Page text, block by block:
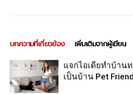
บทความที่เกี่ยวข้อง เพิ่มเติมจากผู้เขียน
แจกไอเดียทำบ้าน
เป็นบ้าน Pet